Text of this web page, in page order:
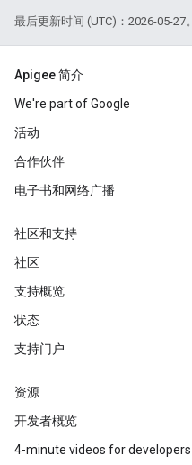
最后更新时间 (UTC)：2026-05-27。
Apigee 简介
We're part of Google
活动
合作伙伴
电子书和网络广播
社区和支持
社区
支持概览
状态
支持门户
资源
开发者概览
4-minute videos for developers